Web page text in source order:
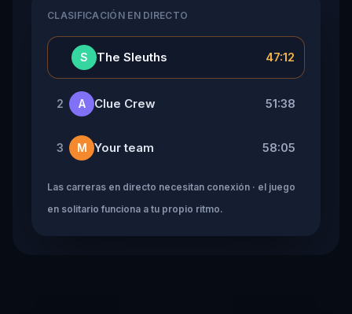
CLASIFICACIÓN EN DIRECTO
S The Sleuths 47:12
2 A Clue Crew 51:38
3 M Your team 58:05
Las carreras en directo necesitan conexión · el juego
en solitario funciona a tu propio ritmo.